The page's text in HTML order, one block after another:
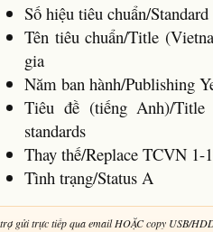
Số hiệu tiêu chuẩn/
Tên tiêu chuẩn/Title
gia
Năm ban hành/Publishing
Tiêu đề (tiếng Anh)/Title
standards
Thay thế/Replace TCVN 1-
Tình trạng/Status A
gửi trực tiếp qua email HOẶC copy USB/